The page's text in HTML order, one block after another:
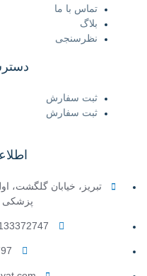
تماس با ما
بلاگ
نظرسنجی
ثبت سفارش
ثبت سفارش
تبریز، خیابان گلگشت،
04133372747 و